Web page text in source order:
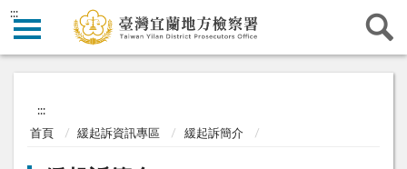
:::
:::
首頁 緩起訴資訊專區 緩起訴簡介